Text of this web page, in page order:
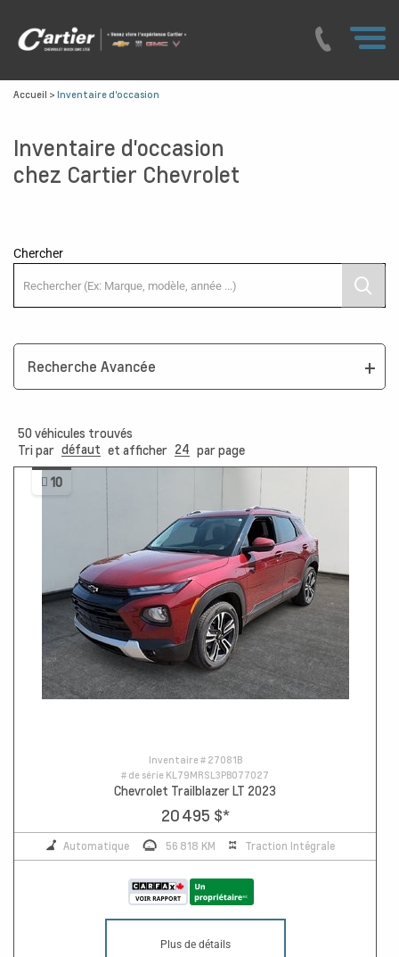
Accueil > Inventaire d'occasion
Inventaire d'occasion
chez Cartier Chevrolet
Chercher
Recherche Avancée
50 véhicules trouvés
Tri par défaut et afficher 24 par page
10
Inventaire # 27081B
# de série KL79MRSL3PB077027
Chevrolet Trailblazer LT 2023
20 495 $*
Automatique 56 818 KM Traction Intégrale
Plus de détails